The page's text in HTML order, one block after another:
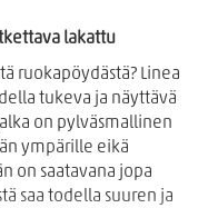
lakattu
ruokapöydästä? Linea
tukeva ja näyttävä
on pylväsmallinen
ympärille eikä
on saatavana jopa
saa todella suuren ja